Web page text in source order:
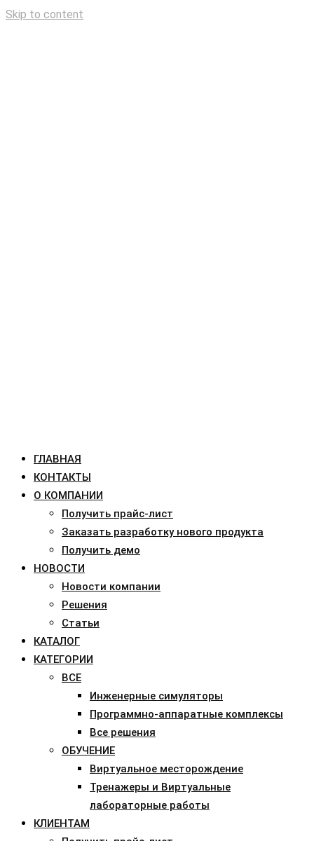
Skip to content
ГЛАВНАЯ
КОНТАКТЫ
О КОМПАНИИ
Получить прайс-лист
Заказать разработку нового продукта
Получить демо
НОВОСТИ
Новости компании
Решения
Статьи
КАТАЛОГ
КАТЕГОРИИ
ВСЕ
Инженерные симуляторы
Программно-аппаратные комплексы
Все решения
ОБУЧЕНИЕ
Виртуальное месторождение
Тренажеры и Виртуальные
лабораторные работы
КЛИЕНТАМ